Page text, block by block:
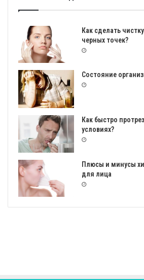
Как сделать
черных точек?
Состояние
Как быстро
условиях?
Плюсы и минусы
для лица